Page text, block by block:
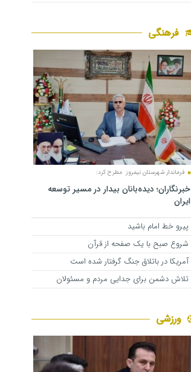
فرهنگی
فرماندار شهرستان نیمروز مطرح کرد:
خبرنگاران؛ دیده‌بانان بیدار در مسیر توسعه
ایران
پیرو خط امام باشید
شروع صبح با یک صفحه از قرآن
آمریکا در باتلاق جنگ گرفتار شده است
تلاش دشمن برای جدایی مردم و مسئولان
ورزشی